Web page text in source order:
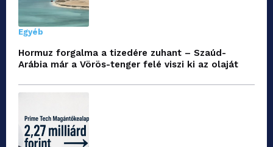
Egyéb
Hormuz forgalma a tizedére zuhant – Szaúd-
Arábia már a Vörös-tenger felé viszi ki az olaját